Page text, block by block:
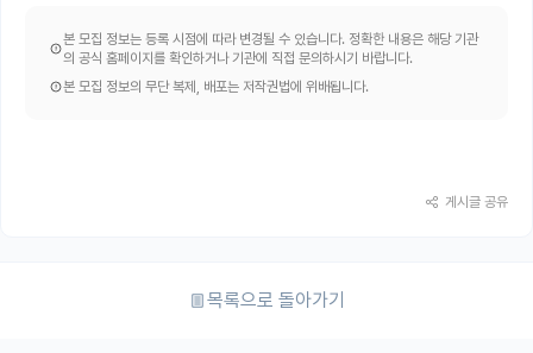
본 모집 정보는 등록 시점에 따라 변경될 수 있습니다. 정확한 내용은 해당 기관
의 공식 홈페이지를 확인하거나 기관에 직접 문의하시기 바랍니다.
본 모집 정보의 무단 복제, 배포는 저작권법에 위배됩니다.
게시글 공유
목록으로 돌아가기